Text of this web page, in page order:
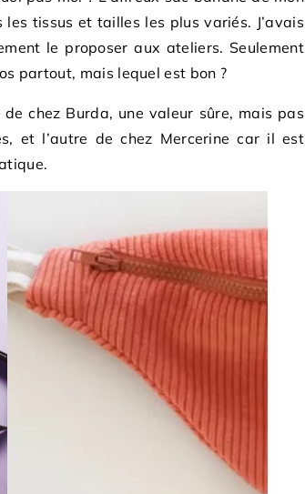
tissus et tailles les plus variés. J’avais
le proposer aux ateliers. Seulement
partout, mais lequel est bon ?
de chez Burda, une valeur sûre, mais pas
et l’autre de chez Mercerine car il est